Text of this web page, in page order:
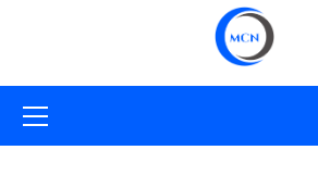
primario